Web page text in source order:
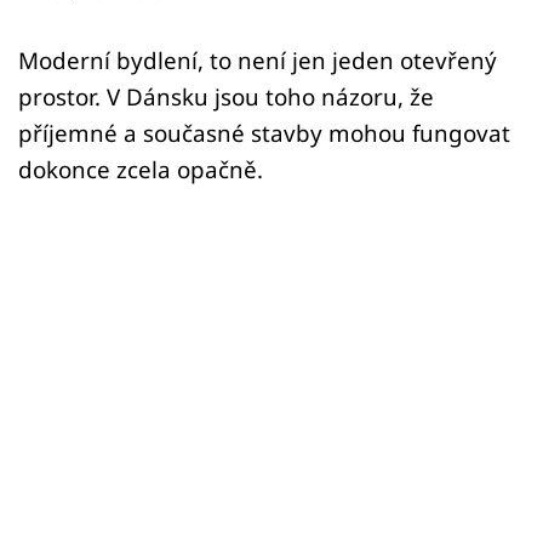
Moderní bydlení, to není jen jeden otevřený
prostor. V Dánsku jsou toho názoru, že
příjemné a současné stavby mohou fungovat
dokonce zcela opačně.